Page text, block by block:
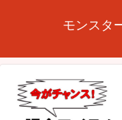
モンスタ